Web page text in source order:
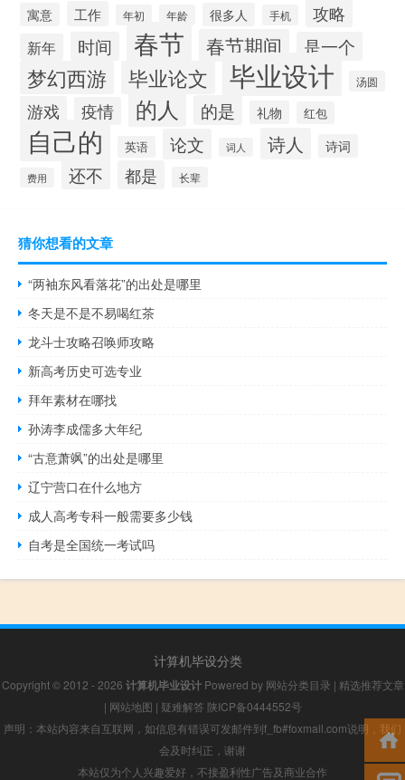
寓意 工作 年初 年龄 很多人 手机 攻略
新年 时间 春节 春节期间 是一个
梦幻西游 毕业论文 毕业设计 汤圆
游戏 疫情 的人 的是 礼物 红包
自己的 英语 论文 词人 诗人 诗词
费用 还不 都是 长辈
猜你想看的文章
“两袖东风看落花”的出处是哪里
冬天是不是不易喝红茶
龙斗士攻略召唤师攻略
新高考历史可选专业
拜年素材在哪找
孙涛李成儒多大年纪
“古意萧飒”的出处是哪里
辽宁营口在什么地方
成人高考专科一般需要多少钱
自考是全国统一考试吗
计算机毕设分类
Copyright © 2012 - 2026 计算机毕业设计Powered by 网站分类目录 | 精选推荐文章
| 网站地图 | 疑难解答 陕ICP备0444552号
声明：本站内容来自互联网，如信息有错误可发邮件到f_fb#foxmail.com说明，我们
会及时纠正，谢谢
本站仅为个人兴趣爱好，不接盈利性广告及商业合作